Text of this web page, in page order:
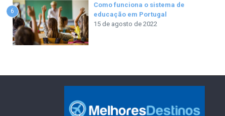
6
Como funciona o sistema de
educação em Portugal
15 de agosto de 2022